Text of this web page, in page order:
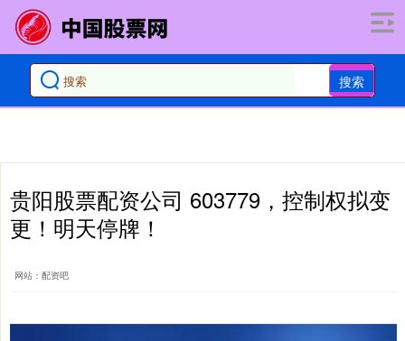
搜索
贵阳股票配资公司 603779，控制权拟变
更！明天停牌！
网站：配资吧